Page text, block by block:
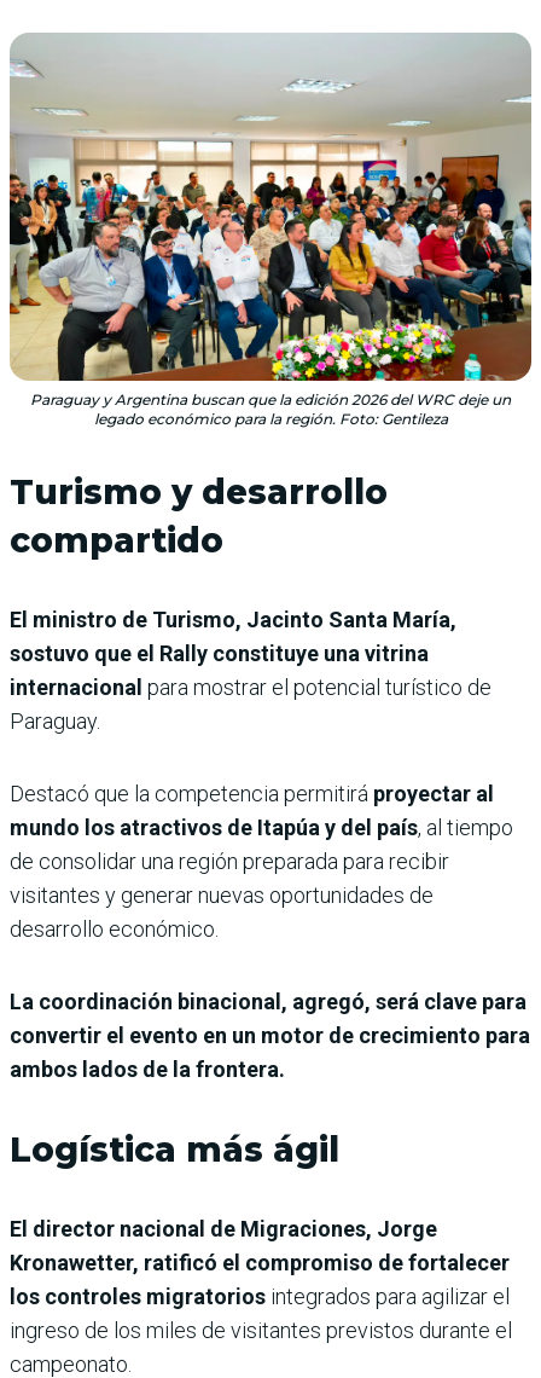
Paraguay y Argentina buscan que la edición 2026 del WRC deje un
legado económico para la región. Foto: Gentileza
Turismo y desarrollo
compartido
El ministro de Turismo, Jacinto Santa María,
sostuvo que el Rally constituye una vitrina
internacional para mostrar el potencial turístico de
Paraguay.
Destacó que la competencia permitirá proyectar al
mundo los atractivos de Itapúa y del país, al tiempo
de consolidar una región preparada para recibir
visitantes y generar nuevas oportunidades de
desarrollo económico.
La coordinación binacional, agregó, será clave para
convertir el evento en un motor de crecimiento para
ambos lados de la frontera.
Logística más ágil
El director nacional de Migraciones, Jorge
Kronawetter, ratificó el compromiso de fortalecer
los controles migratorios integrados para agilizar el
ingreso de los miles de visitantes previstos durante el
campeonato.